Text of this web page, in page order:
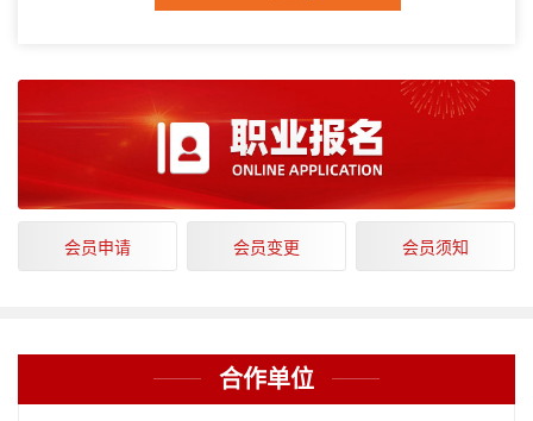
会员申请 会员变更 会员须知
合作单位